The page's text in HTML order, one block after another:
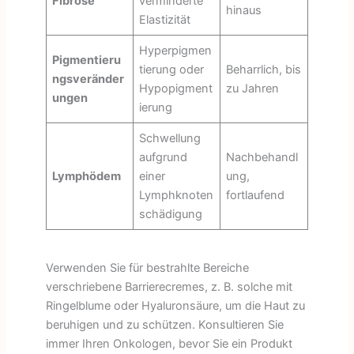
Elastizität
hinaus
Pigmentieru
ngsveränder
ungen
Hyperpigmen
tierung oder
Hypopigment
ierung
Beharrlich, bis
zu Jahren
Lymphödem
Schwellung
aufgrund
einer
Lymphknoten
schädigung
Nachbehandl
ung,
fortlaufend
Verwenden Sie für bestrahlte Bereiche
verschriebene Barrierecremes, z. B. solche mit
Ringelblume oder Hyaluronsäure, um die Haut zu
beruhigen und zu schützen. Konsultieren Sie
immer Ihren Onkologen, bevor Sie ein Produkt